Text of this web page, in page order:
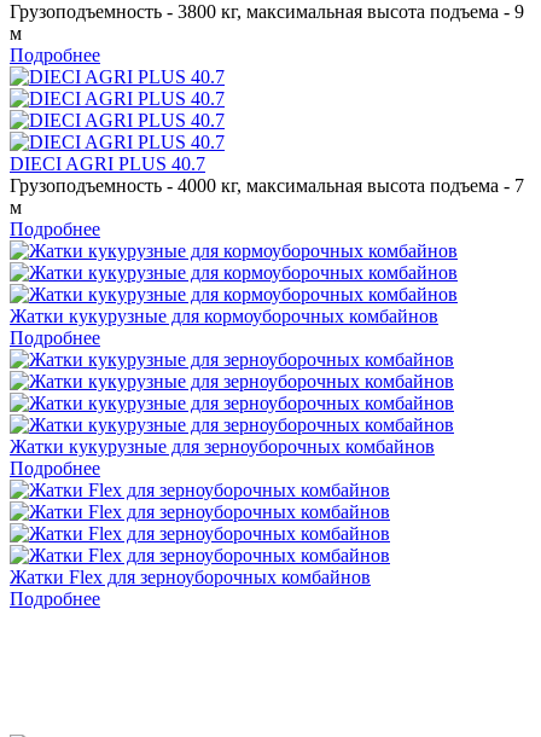
Грузоподъемность - 3800 кг, максимальная высота подъема - 9
м
Подробнее
DIECI AGRI PLUS 40.7
Грузоподъемность - 4000 кг, максимальная высота подъема - 7
м
Подробнее
Жатки кукурузные для кормоуборочных комбайнов
Подробнее
Жатки кукурузные для зерноуборочных комбайнов
Подробнее
Жатки Flex для зерноуборочных комбайнов
Подробнее